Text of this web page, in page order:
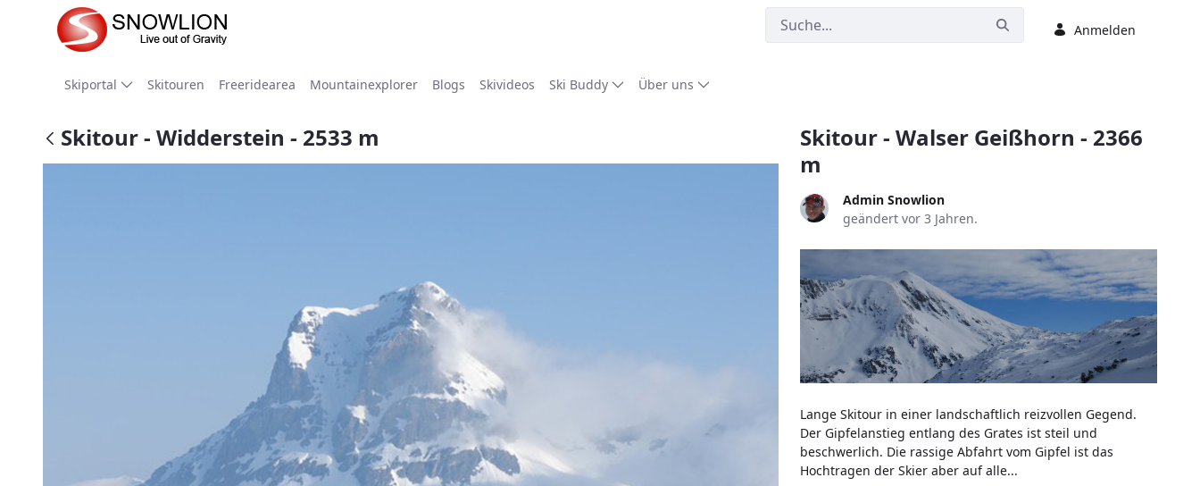
Zum Hauptinhalt springen
Anmelden
Skiportal Skitouren Freeridearea Mountainexplorer Blogs Skivideos Ski Buddy Über uns
Skitour - Widderstein - 2533 m
Skitour - Walser Geißhorn - 2366
m
Admin Snowlion
geändert vor 3 Jahren.
Lange Skitour in einer landschaftlich reizvollen Gegend.
Der Gipfelanstieg entlang des Grates ist steil und
beschwerlich. Die rassige Abfahrt vom Gipfel ist das
Hochtragen der Skier aber auf alle...